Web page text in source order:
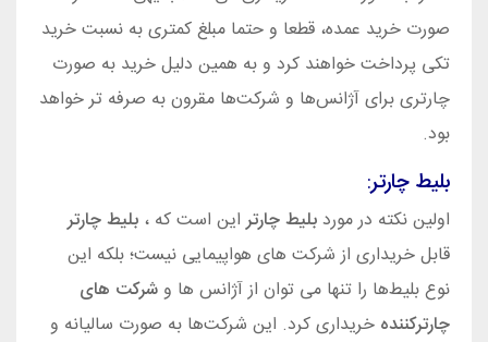
صورت خرید عمده، قطعا و حتما مبلغ کمتری به نسبت خرید
تکی پرداخت خواهند کرد و به همین دلیل خرید به صورت
چارتری برای آژانس‌ها و شرکت‌ها مقرون به صرفه‌ تر خواهد
بود.
بلیط چارتر:
اولین نکته در موردبلیط چارتراین است که ، بلیط چارتر
قابل خریداری از شرکت‌ های هواپیمایی نیست؛ بلکه این
نوع بلیط‌ها را تنها می‌ توان از آژانس‌ ها وشرکت‌ های
چارترکننده خریداری کرد. این شرکت‌ها به صورت سالیانه و